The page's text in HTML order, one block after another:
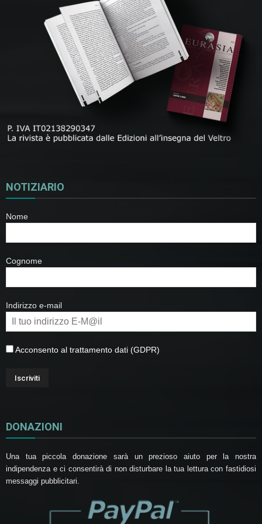
NOTIZIARIO
Nome
Cognome
Indirizzo e-mail
Acconsento al trattamento dati (GDPR)
DONAZIONI
Una tua piccola donazione sarà un prezioso aiuto per la nostra
indipendenza e ci consentirà di non disturbare la tua lettura con fastidiosi
messaggi pubblicitari.